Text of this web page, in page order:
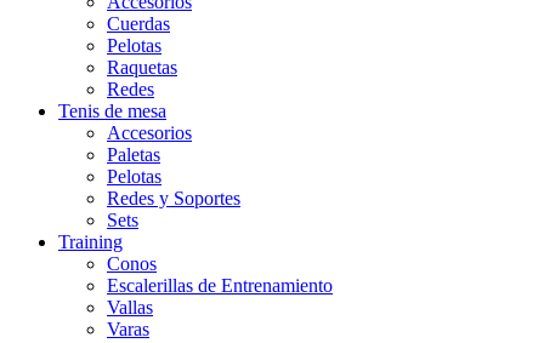
Cuerdas
Pelotas
Raquetas
Redes
Tenis de mesa
Accesorios
Paletas
Pelotas
Redes y Soportes
Sets
Training
Conos
Escalerillas de Entrenamiento
Vallas
Varas